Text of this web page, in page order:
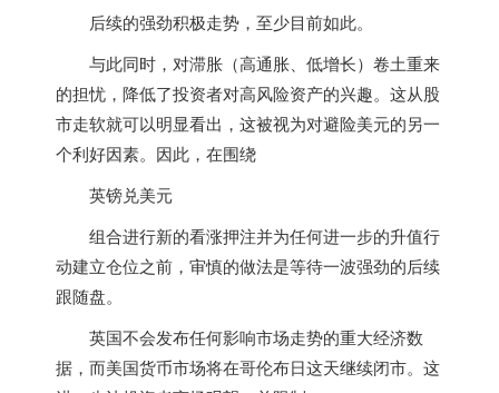
后续的强劲积极走势，至少目前如此。
与此同时，对滞胀（高通胀、低增长）卷土重来
的担忧，降低了投资者对高风险资产的兴趣。这从股
市走软就可以明显看出，这被视为对避险美元的另一
个利好因素。因此，在围绕
英镑兑美元
组合进行新的看涨押注并为任何进一步的升值行
动建立仓位之前，审慎的做法是等待一波强劲的后续
跟随盘。
英国不会发布任何影响市场走势的重大经济数
据，而美国货币市场将在哥伦布日这天继续闭市。这